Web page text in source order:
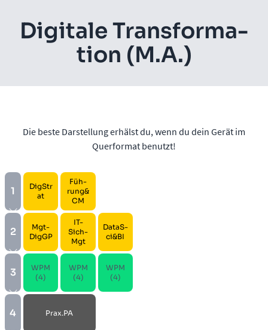
Di­gi­ta­le Trans­for­ma­
ti­on (M.A.)
Die beste Darstellung erhälst du, wenn du dein Gerät im
Querformat benutzt!
1
DigStr
at
Füh­
rung&
CM
2
Mgt­
DigGP
IT-
Sich­
Mgt
Da­ta­S­
ci&BI
3
WPM
(4)
WPM
(4)
WPM
(4)
4 Prax.PA